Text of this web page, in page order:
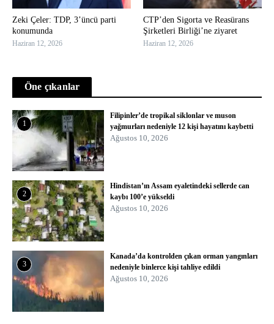
Zeki Çeler: TDP, 3’üncü parti
konumunda
Haziran 12, 2026
CTP’den Sigorta ve Reasürans
Şirketleri Birliği’ne ziyaret
Haziran 12, 2026
Öne çıkanlar
1
Filipinler’de tropikal siklonlar ve muson
yağmurları nedeniyle 12 kişi hayatını kaybetti
Ağustos 10, 2026
2
Hindistan’ın Assam eyaletindeki sellerde can
kaybı 100’e yükseldi
Ağustos 10, 2026
3
Kanada’da kontrolden çıkan orman yangınları
nedeniyle binlerce kişi tahliye edildi
Ağustos 10, 2026